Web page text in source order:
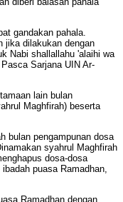
gandakan pahala.
jika dilakukan dengan
Nabi shallallahu 'alaihi wa
Sarjana UIN Ar-
lain bulan
Maghfirah) beserta
bulan pengampunan dosa
syahrul Maghfirah
dosa-dosa
puasa Ramadhan,
Ramadhan dengan